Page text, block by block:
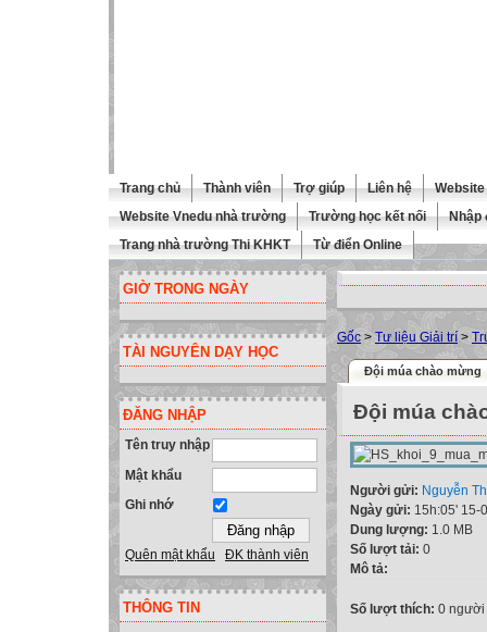
Trang chủ Thành viên Trợ giúp Liên hệ
Website Vnedu nhà trường
Trường học kết nối
Nhập
Trang nhà trường Thi KHKT
Từ điển Online
GIỜ TRONG NGÀY
TÀI NGUYÊN DẠY HỌC
ĐĂNG NHẬP
Tên truy nhập
Mật khẩu
Ghi nhớ
Quên mật khẩu ĐK thành viên
THÔNG TIN
Gốc > Tư liệu Giải trí >
Đội múa chào mừng
Đội múa
Người gửi: Nguyễn
Ngày gửi: 15h:05' 15-
Dung lượng: 1.0 MB
Số lượt tải: 0
Mô tả:
Số lượt thích: 0 người